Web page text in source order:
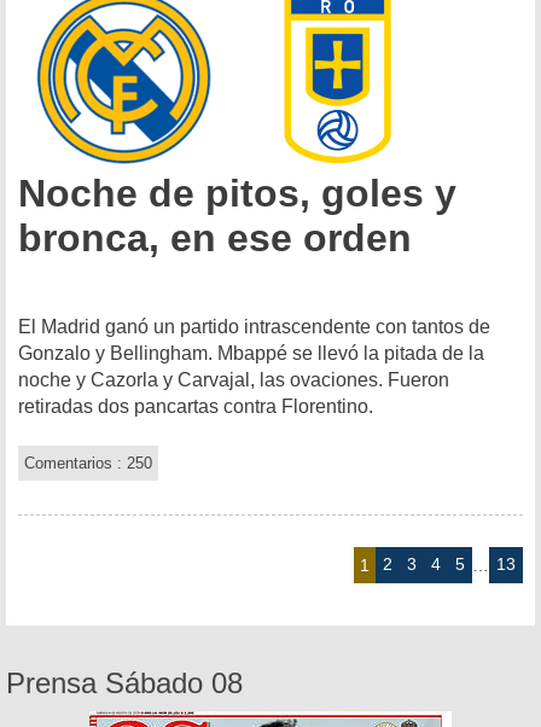
Noche de pitos, goles y
bronca, en ese orden
El Madrid ganó un partido intrascendente con tantos de
Gonzalo y Bellingham. Mbappé se llevó la pitada de la
noche y Cazorla y Carvajal, las ovaciones. Fueron
retiradas dos pancartas contra Florentino.
Comentarios : 250
1 2 3 4 5 13
Prensa Sábado 08